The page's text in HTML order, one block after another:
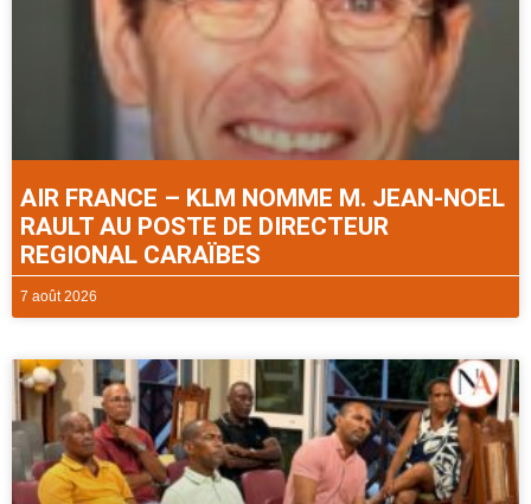
AIR FRANCE – KLM NOMME M. JEAN-NOEL
RAULT AU POSTE DE DIRECTEUR
REGIONAL CARAÏBES
7 août 2026